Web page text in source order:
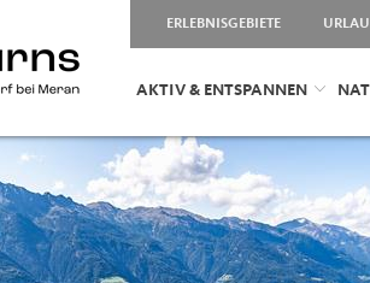
ERLEBNISGEBIETE
AKTIV & ENTSPANNEN